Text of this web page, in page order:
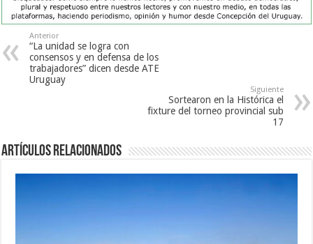
Anterior
“La unidad se logra con
consensos y en defensa de los
trabajadores” dicen desde ATE
Uruguay
Siguiente
Sortearon en la Histórica el
fixture del torneo provincial sub
17
Artículos Relacionados